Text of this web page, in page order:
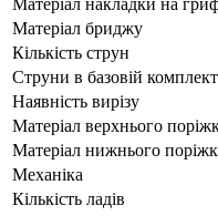
Матеріал бриджу
Кількість струн
Струни в базовій
Наявність вирізу
Матеріал верхнього
Матеріал нижнього
Механіка
Кількість ладів